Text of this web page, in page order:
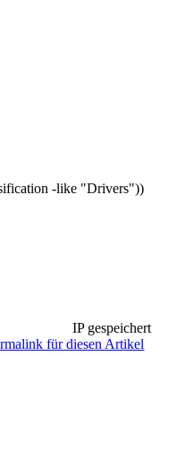
-like "Drivers"))
IP gespeichert
für diesen Artikel